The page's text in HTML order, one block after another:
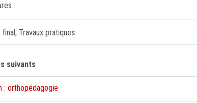
Travaux pratiques
suivants
: orthopédagogie